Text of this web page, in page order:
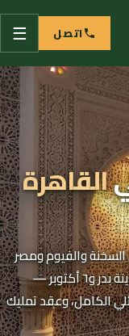
اتصل ☰
القاهرة
والفيوم ومصر
إسماعيلية الصحراوي والسويس والواحات ومدينة بدر و٦ أكتوبر —
الكامل، وعقد تمليك